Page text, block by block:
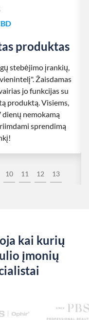
10 11 12 13
produktas
stebėjimo įrankių,
Žaisdamas
jo funkcijas su
produktą. Visiems,
dienų nemokamą
sprendimą
kai kurių
įmonių